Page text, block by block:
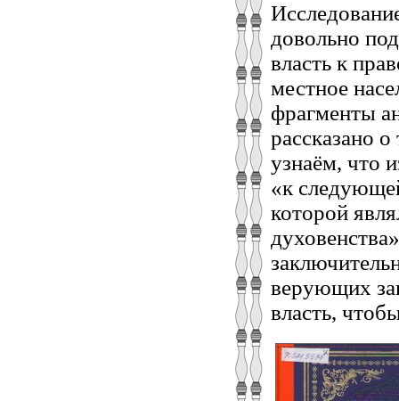
довольно
власть к
местное
фрагменты
рассказано
узнаём, что
«к
которой
верующих
власть,